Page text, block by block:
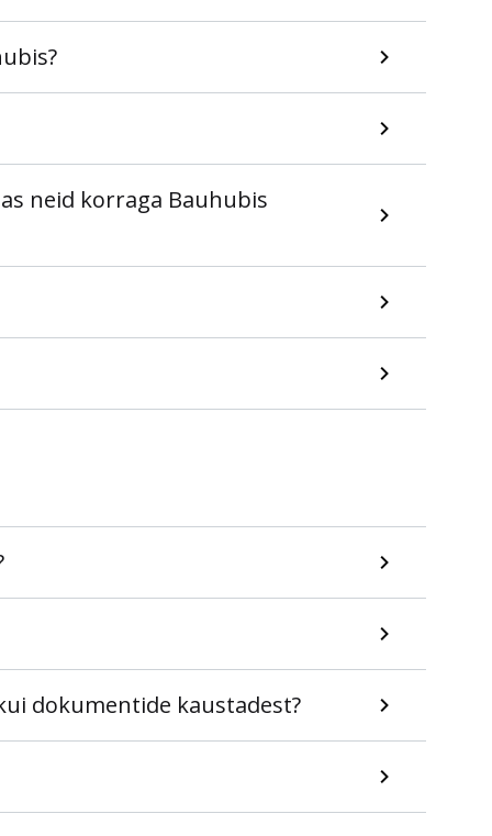
neid korraga Bauhubis
dokumentide kaustadest?